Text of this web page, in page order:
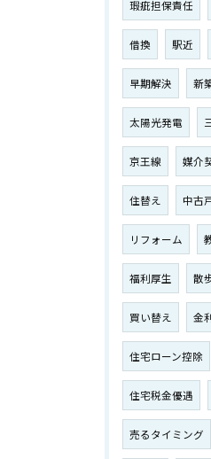
瑕疵担保責任
借換 駅近
早期解決 新
太陽光発電
京王線 媒介
住替え 中古
リフォーム
福利厚生 散
買い替え 金
住宅ローン控除
住宅税金優遇
売るタイミング